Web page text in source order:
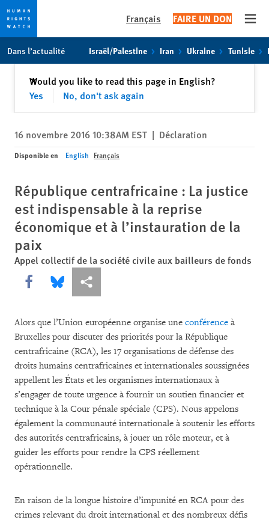
toto
content
Français FAIRE UN DON
Dans l’actualité Israël/Palestine Iran Ukraine Tunisie
Would you like to read this page in English?
Yes
No, don't ask again
✕Fermer
16 novembre 2016 10:38AM EST | Déclaration
Disponible en English Français
République centrafricaine : La justice
est indispensable à la reprise
économique et à l’instauration de la
paix
Appel collectif de la société civile aux bailleurs de fonds
Share this via Facebook
Share this via Bluesky
Share this via Partagez
Alors que l’Union européenne organise une conférence à
Bruxelles pour discuter des priorités pour la République
centrafricaine (RCA), les 17 organisations de défense des
droits humains centrafricaines et internationales soussignées
appellent les États et les organismes internationaux à
s’engager de toute urgence à fournir un soutien financier et
technique à la Cour pénale spéciale (CPS). Nous appelons
également la communauté internationale à soutenir les efforts
des autorités centrafricains, à jouer un rôle moteur, et à
guider les efforts pour rendre la CPS réellement
opérationnelle.
En raison de la longue histoire d’impunité en RCA pour des
crimes relevant du droit international et des nombreux défis